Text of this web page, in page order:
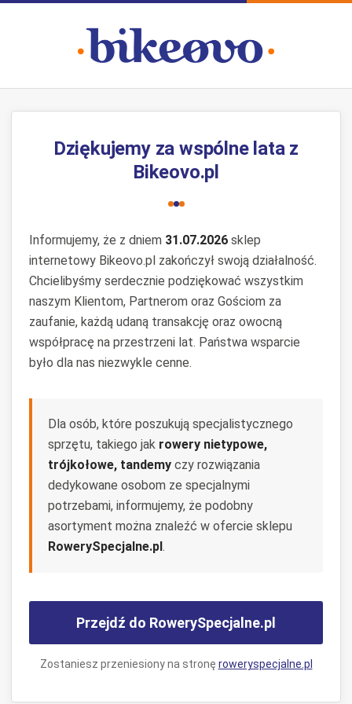
Dziękujemy za wspólne lata z
Bikeovo.pl
Informujemy, że z dniem 31.07.2026 sklep
internetowy Bikeovo.pl zakończył swoją działalność.
Chcielibyśmy serdecznie podziękować wszystkim
naszym Klientom, Partnerom oraz Gościom za
zaufanie, każdą udaną transakcję oraz owocną
współpracę na przestrzeni lat. Państwa wsparcie
było dla nas niezwykle cenne.
Dla osób, które poszukują specjalistycznego
sprzętu, takiego jak rowery nietypowe,
trójkołowe, tandemy czy rozwiązania
dedykowane osobom ze specjalnymi
potrzebami, informujemy, że podobny
asortyment można znaleźć w ofercie sklepu
RowerySpecjalne.pl.
Przejdź do RowerySpecjalne.pl
Zostaniesz przeniesiony na stronę roweryspecjalne.pl